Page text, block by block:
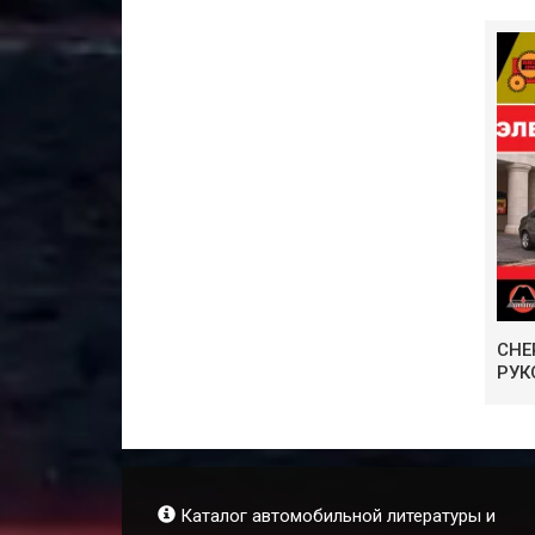
Каталог автомобильной литературы и